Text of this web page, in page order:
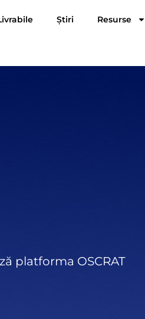
Știri Resurse
platforma OSCRAT